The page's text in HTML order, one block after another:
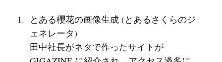
とある櫻花の画像生成 (とあるさくらのジ
ェネレータ)
田中社長がネタで作ったサイトが